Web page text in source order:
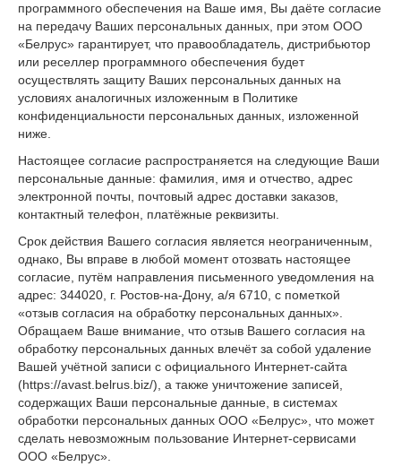
программного обеспечения на Ваше имя, Вы даёте согласие
на передачу Ваших персональных данных, при этом ООО
«Белрус» гарантирует, что правообладатель, дистрибьютор
или реселлер программного обеспечения будет
осуществлять защиту Ваших персональных данных на
условиях аналогичных изложенным в Политике
конфиденциальности персональных данных, изложенной
ниже.
Настоящее согласие распространяется на следующие Ваши
персональные данные: фамилия, имя и отчество, адрес
электронной почты, почтовый адрес доставки заказов,
контактный телефон, платёжные реквизиты.
Срок действия Вашего согласия является неограниченным,
однако, Вы вправе в любой момент отозвать настоящее
согласие, путём направления письменного уведомления на
адрес: 344020, г. Ростов-на-Дону, а/я 6710, с пометкой
«отзыв согласия на обработку персональных данных».
Обращаем Ваше внимание, что отзыв Вашего согласия на
обработку персональных данных влечёт за собой удаление
Вашей учётной записи с официального Интернет-сайта
(https://avast.belrus.biz/), а также уничтожение записей,
содержащих Ваши персональные данные, в системах
обработки персональных данных ООО «Белрус», что может
сделать невозможным пользование Интернет-сервисами
ООО «Белрус».